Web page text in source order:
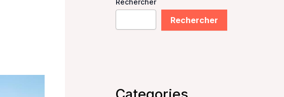
Rechercher
Rechercher